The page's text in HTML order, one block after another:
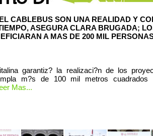
CABLEBUS SON UNA REALIDAD Y
ASEGURA CLARA BRUGADA;
A MAS DE 200 MIL
garantiz? la realizaci?n de los
m?s de 100 mil metros cuadrados
Mas...